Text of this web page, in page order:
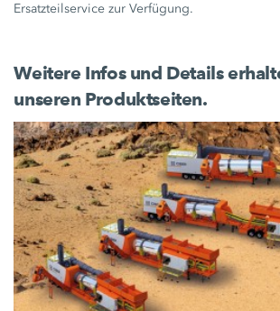
Ersatzteilservice zur Verfügung.
Weitere Infos und Details
unseren Produktseiten.